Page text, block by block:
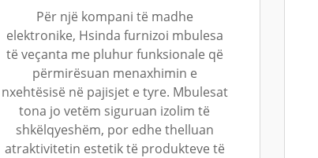
Për një kompani të madhe
elektronike, Hsinda furnizoi mbulesa
të veçanta me pluhur funksionale që
përmirësuan menaxhimin e
nxehtësisë në pajisjet e tyre. Mbulesat
tona jo vetëm siguruan izolim të
shkëlqyeshëm, por edhe thelluan
atraktivitetin estetik të produkteve të